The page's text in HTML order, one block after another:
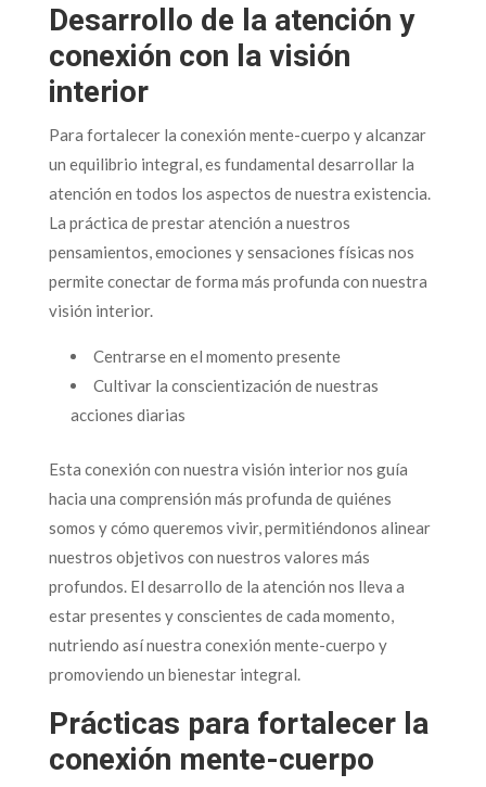
Desarrollo de la atención y
conexión con la visión
interior
Para fortalecer la conexión mente-cuerpo y alcanzar
un equilibrio integral, es fundamental desarrollar la
atención en todos los aspectos de nuestra existencia.
La práctica de prestar atención a nuestros
pensamientos, emociones y sensaciones físicas nos
permite conectar de forma más profunda con nuestra
visión interior.
Centrarse en el momento presente
Cultivar la conscientización de nuestras
acciones diarias
Esta conexión con nuestra visión interior nos guía
hacia una comprensión más profunda de quiénes
somos y cómo queremos vivir, permitiéndonos alinear
nuestros objetivos con nuestros valores más
profundos. El desarrollo de la atención nos lleva a
estar presentes y conscientes de cada momento,
nutriendo así nuestra conexión mente-cuerpo y
promoviendo un bienestar integral.
Prácticas para fortalecer la
conexión mente-cuerpo